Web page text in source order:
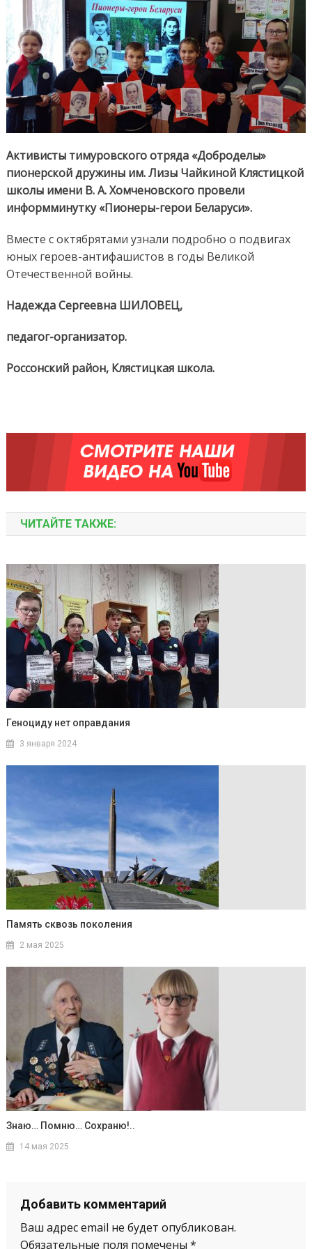
Активисты тимуровского отряда «Доброделы»
пионерской дружины им. Лизы Чайкиной Клястицкой
школы имени В. А. Хомченовского провели
информминутку «Пионеры-герои Беларуси».
Вместе с октябрятами узнали подробно о подвигах
юных героев-антифашистов в годы Великой
Отечественной войны.
Надежда Сергеевна ШИЛОВЕЦ,
педагог-организатор.
Россонский район, Клястицкая школа.
ЧИТАЙТЕ ТАКЖЕ:
Геноциду нет оправдания
3 января 2024
Память сквозь поколения
2 мая 2025
Знаю… Помню… Сохраню!..
14 мая 2025
Добавить комментарий
Ваш адрес email не будет опубликован.
Обязательные поля помечены *